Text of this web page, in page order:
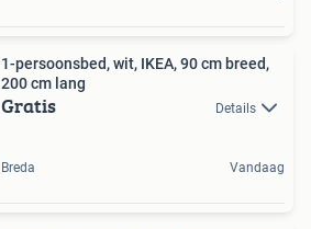
1-persoonsbed, wit, IKEA, 90 cm breed,
200 cm lang
Gratis Details
Breda Vandaag